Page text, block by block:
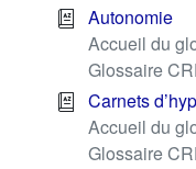
Autonomie
Accueil du
Glossaire
Carnets
Accueil du
Glossaire